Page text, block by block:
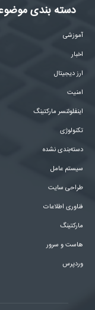
دسته بندی
آموزشی
اخبار
ارز دیجیتال
امنیت
اینفلوئنسر مارکتینگ
تکنولوژی
دسته‌بندی نشده
سیستم عامل
طراحی سایت
فناوری اطلاعات
مارکتینگ
هاست و سرور
وردپرس